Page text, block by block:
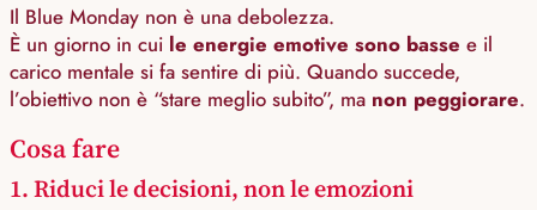
Il Blue Monday non è una debolezza.
È un giorno in cui le energie emotive sono basse e il
carico mentale si fa sentire di più. Quando succede,
l’obiettivo non è “stare meglio subito”, ma non peggiorare.
Cosa fare
1. Riduci le decisioni, non le emozioni